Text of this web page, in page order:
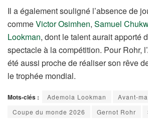
Il a également souligné l’absence de
commeVictor Osimhen, Samuel
Lookman, dont le talent aurait apporté
spectacle à la compétition. Pour Rohr,
été aussi proche de réaliser son rêve
le trophée mondial.
Mots-clés : Ademola Lookman
Avant-
Coupe du monde 2026
Gernot Rohr